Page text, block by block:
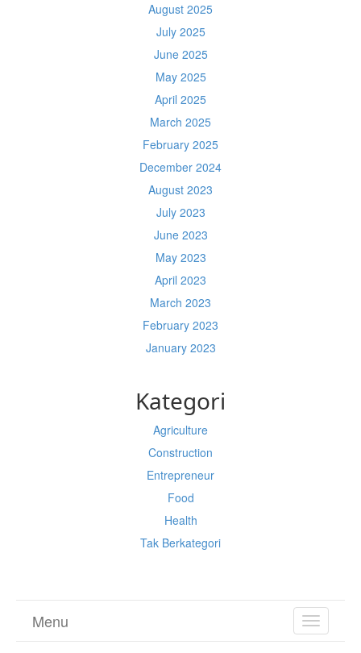
August 2025
July 2025
June 2025
May 2025
April 2025
March 2025
February 2025
December 2024
August 2023
July 2023
June 2023
May 2023
April 2023
March 2023
February 2023
January 2023
Kategori
Agriculture
Construction
Entrepreneur
Food
Health
Tak Berkategori
TOGGLE
Menu